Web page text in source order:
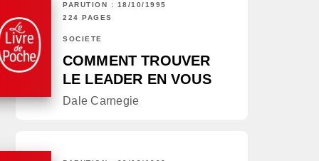
PARUTION : 18/10/1995
224 PAGES
SOCIÉTÉ
COMMENT TROUVER
LE LEADER EN VOUS
Dale Carnegie